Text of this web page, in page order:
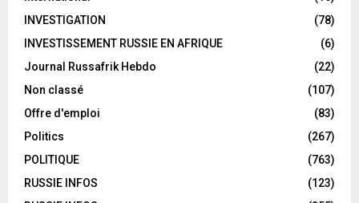
INVESTIGATION
(78)
INVESTISSEMENT RUSSIE EN AFRIQUE
(6)
Journal Russafrik Hebdo
(22)
Non classé
(107)
Offre d'emploi
(83)
Politics
(267)
POLITIQUE
(763)
RUSSIE INFOS
(123)